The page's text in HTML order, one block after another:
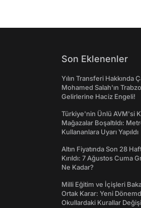
Son Eklenenler
Yılın Transferi Hakkında
Mohamed Salah'ın
Gelirlerine Haciz Engeli!
Türkiye'nin Ünlü AVM'si
Mağazalar Boşaltıldı:
Kullananlara Uyarı Yapıldı
Altın Fiyatında Son 28
Kırıldı: 7 Ağustos Cuma
Ne Kadar?
Milli Eğitim ve İçişleri
Ortak Karar: Yeni
Okullardaki Kurallar